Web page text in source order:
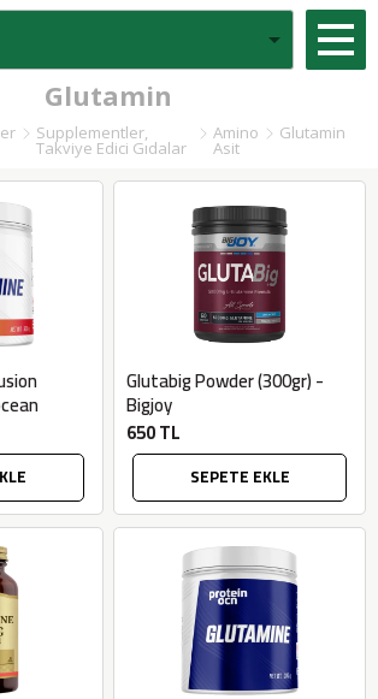
Glutamin
Supplementler,
Takviye Edici Gıdalar
Amino
Asit
Glutamin
Glutabig Powder (300gr) -
Bigjoy
650 TL
SEPETE EKLE